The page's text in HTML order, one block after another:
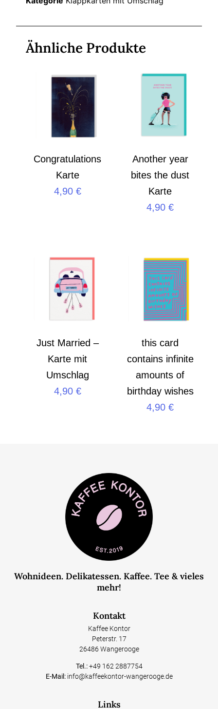
Ähnliche Produkte
Congratulations
Karte
4,90 €
Another year
bites the dust
Karte
4,90€
Just Married –
Karte mit
Umschlag
4,90 €
this card
contains infinite
amounts of
birthday wishes
4,90€
Wohnideen. Delikatessen. Kaffee. Tee & vieles
mehr!
Kontakt
Kaffee Kontor
Peterstr. 17
26486 Wangerooge
Tel.: +49 162 2887754
E-Mail: info@kaffeekontor-wangerooge.de
Links